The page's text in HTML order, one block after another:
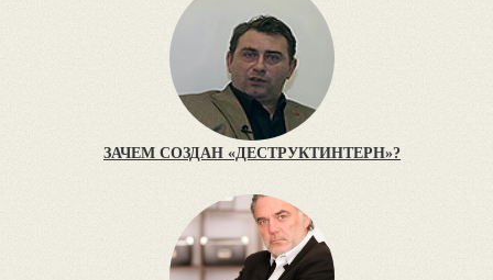
ЗАЧЕМ СОЗДАН «ДЕСТРУКТИНТЕРН»?